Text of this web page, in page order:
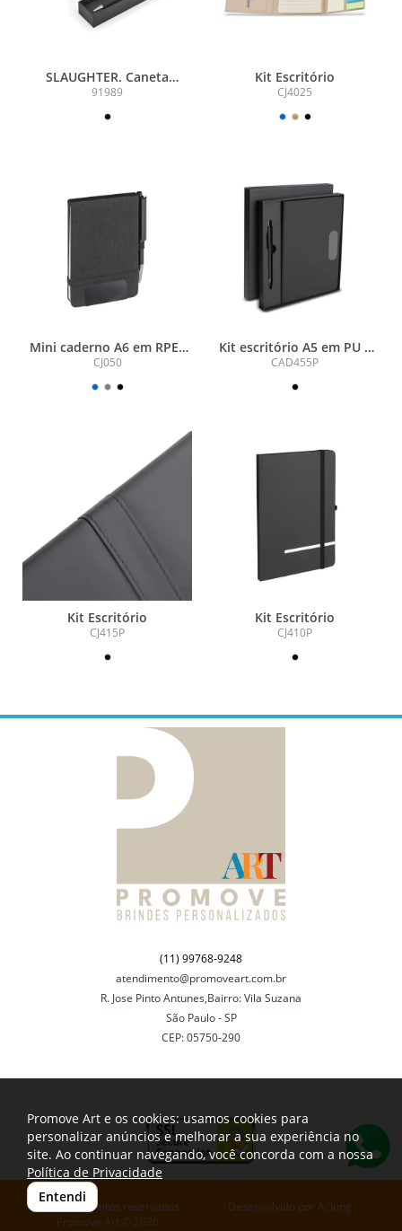
SLAUGHTER. Caneta
esferográfica em aço inox
e escrita preta
91989
Kit Escritório
CJ4025
Mini caderno A6 em RPET
com caneta
CJ050
Kit escritório A5 em PU e
Caneta Metalica
CAD455P
Kit Escritório
CJ415P
Kit Escritório
CJ410P
(11) 99768-9248
atendimento@promoveart.com.br
R. Jose Pinto Antunes,Bairro: Vila Suzana
São Paulo - SP
CEP: 05750-290
Todos os direitos reservados
Promove Art © 2026
Desenvolvido por A. Jung
Promove Art e os cookies: usamos cookies para
personalizar anúncios e melhorar a sua experiência no
site. Ao continuar navegando, você concorda com a nossa
Política de Privacidade
Entendi